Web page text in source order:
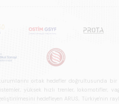
ortak hedefler doğrultusunda
yüksek hızlı trenler, lokomotifler,
hedefleyen ARUS, Türkiye'nin